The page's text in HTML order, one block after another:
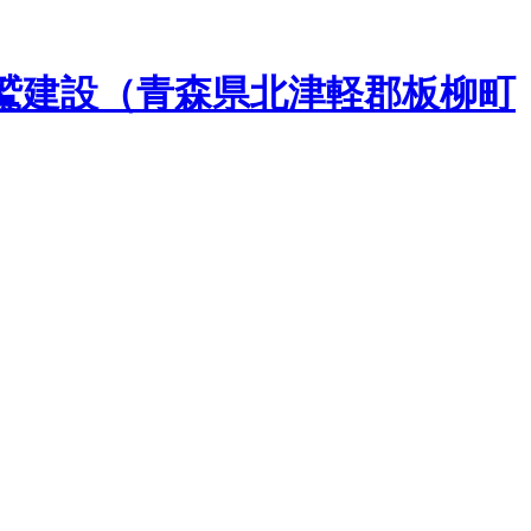
設（青森県北津軽郡板柳町